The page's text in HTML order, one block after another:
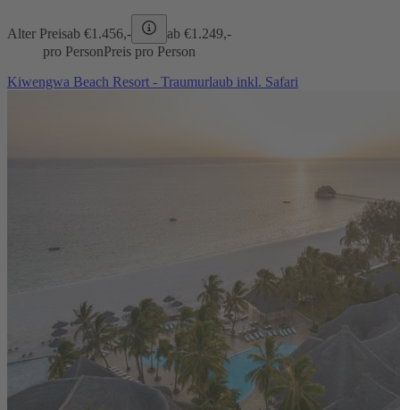
Alter Preisab €1.456,- ab €1.249,-
pro PersonPreis pro Person
Kiwengwa Beach Resort - Traumurlaub inkl. Safari